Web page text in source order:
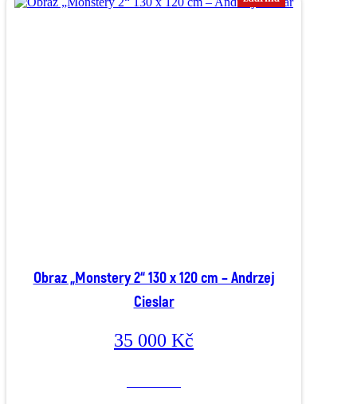
Obraz „Monstery 2“ 130 x 120 cm – Andrzej
Cieslar
35 000 Kč